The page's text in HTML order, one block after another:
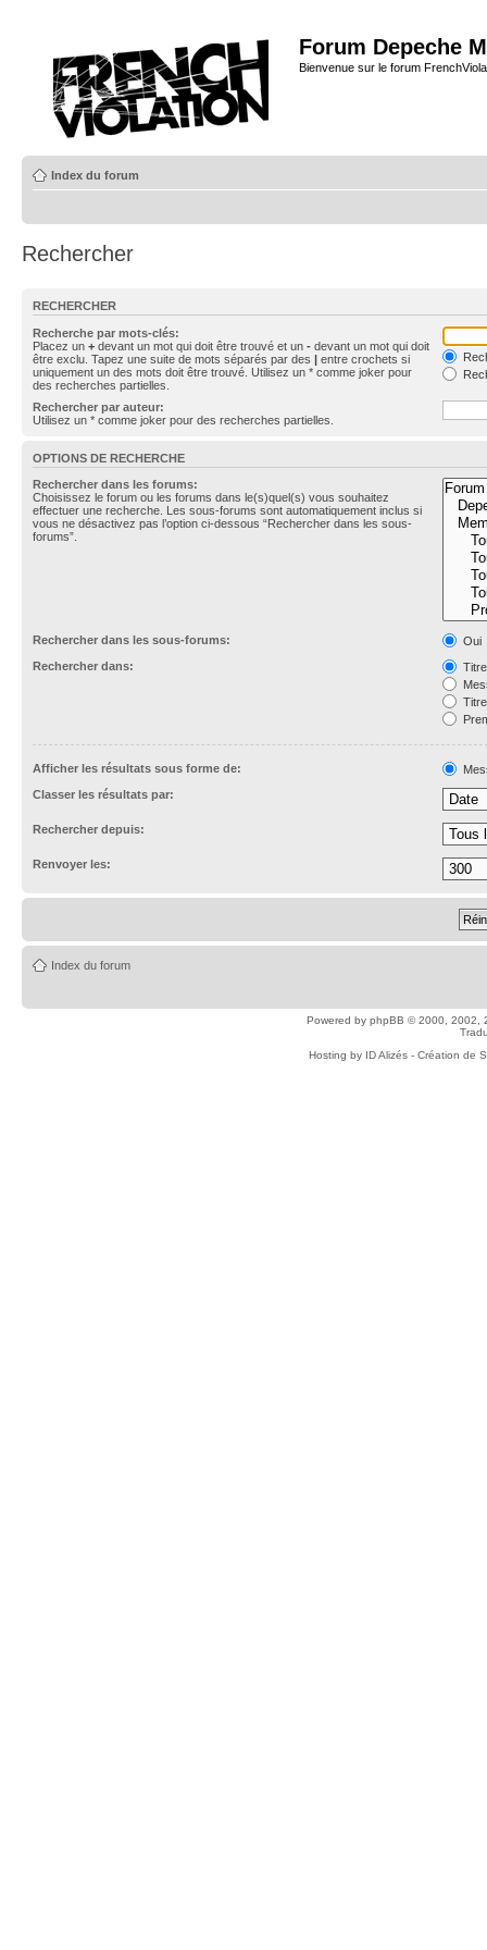
Forum Depeche
Bienvenue sur le forum
Index du forum
Rechercher
RECHERCHER
Recherche par mots-clés:
Placez un + devant un mot qui doit être trouvé et un - devant un mot qui doit
être exclu. Tapez une suite de mots séparés par des | entre crochets si
uniquement un des mots doit être trouvé. Utilisez un * comme joker pour
des recherches partielles.
Rechercher par auteur:
Utilisez un * comme joker pour des recherches partielles.
OPTIONS DE RECHERCHE
Rechercher dans les forums:
Choisissez le forum ou les forums dans le(s)quel(s) vous souhaitez
effectuer une recherche. Les sous-forums sont automatiquement inclus si
vous ne désactivez pas l’option ci-dessous “Rechercher dans les sous-
forums”.
Rechercher dans les sous-forums:
Oui
Rechercher dans:
Afficher les résultats sous forme de:
Classer les résultats par:
Rechercher depuis:
Renvoyer les:
Index du forum
Powered by phpBB © 2000, 2002,
Hosting by ID Alizés - Création de